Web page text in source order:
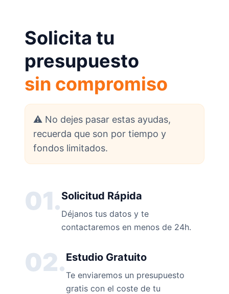
Solicita tu
presupuesto
sin compromiso
⚠️ No dejes pasar estas ayudas,
recuerda que son por tiempo y
fondos limitados.
01.Solicitud Rápida
Déjanos tus datos y te
contactaremos en menos de 24h.
02.Estudio Gratuito
Te enviaremos un presupuesto
gratis con el coste de tu